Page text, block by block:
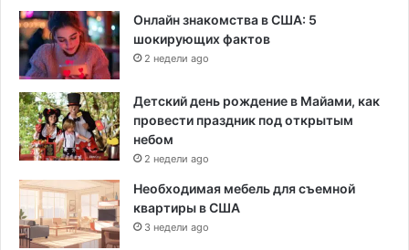
Онлайн знакомства в США: 5
шокирующих фактов
2 недели ago
Детский день рождение в Майами, как
провести праздник под открытым
небом
2 недели ago
Необходимая мебель для съемной
квартиры в США
3 недели ago